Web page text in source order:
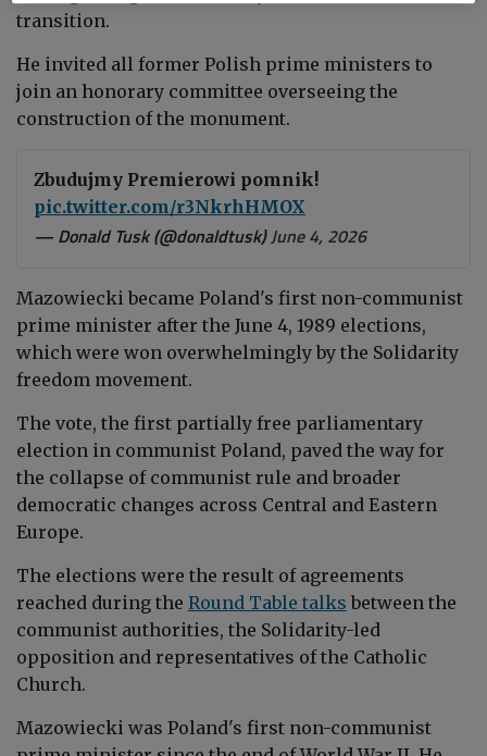
transition.
He invited all former Polish prime ministers to
join an honorary committee overseeing the
construction of the monument.
Zbudujmy Premierowi pomnik!
pic.twitter.com/r3NkrhHMOX
— Donald Tusk (@donaldtusk)June 4, 2026
Mazowiecki became Poland's first non-communist
prime minister after the June 4, 1989 elections,
which were won overwhelmingly by the Solidarity
freedom movement.
The vote, the first partially free parliamentary
election in communist Poland, paved the way for
the collapse of communist rule and broader
democratic changes across Central and Eastern
Europe.
The elections were the result of agreements
reached during the Round Table talks between the
communist authorities, the Solidarity-led
opposition and representatives of the Catholic
Church.
Mazowiecki was Poland's first non-communist